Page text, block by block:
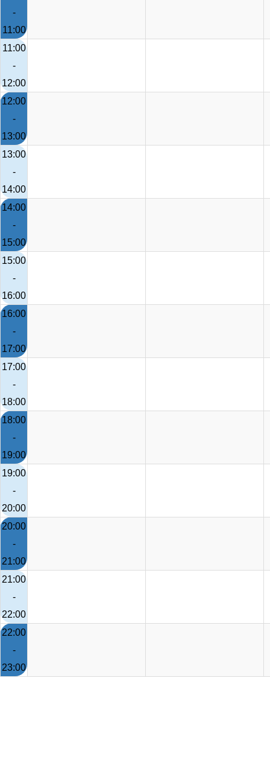
-
11:00
11:00
-
12:00
12:00
-
13:00
13:00
-
14:00
14:00
-
15:00
15:00
-
16:00
16:00
-
17:00
17:00
-
18:00
18:00
-
19:00
19:00
-
20:00
20:00
-
21:00
21:00
-
22:00
22:00
-
23:00